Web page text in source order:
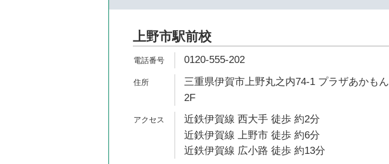
上野市駅前校
0120-555-202
三重県伊賀市上野丸之内74-1 プラザあかもん
2F
近鉄伊賀線 西大手 徒歩 約2分
近鉄伊賀線 上野市 徒歩 約6分
近鉄伊賀線 広小路 徒歩 約13分